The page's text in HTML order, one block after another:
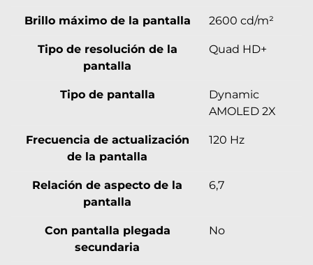
Brillo máximo de la pantalla 2600 cd/m²
Tipo de resolución de la
pantalla
Quad HD+
Tipo de pantalla
Dynamic
AMOLED 2X
Frecuencia de actualización
de la pantalla
120 Hz
Relación de aspecto de la
pantalla
6,7
Con pantalla plegada
secundaria
No